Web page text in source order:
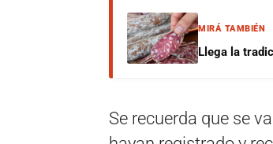
MIRÁ TAMBIÉN
Llega la
Se recuerda que se